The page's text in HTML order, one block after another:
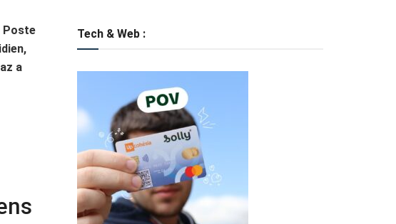
Poste
a
Tech & Web :